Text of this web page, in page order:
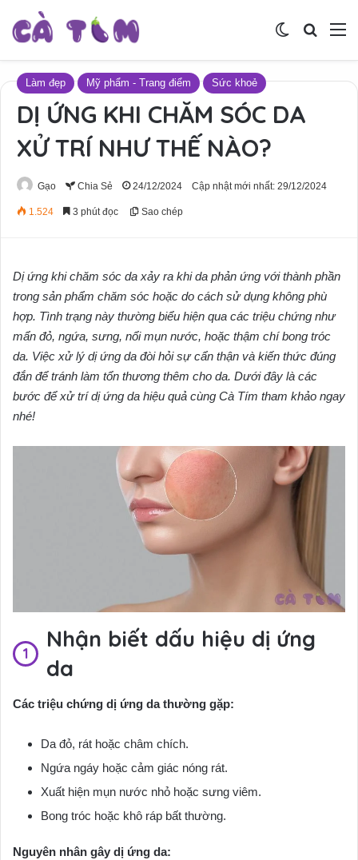
Tìm
Switch skin
Làm đẹp Mỹ phẩm - Trang điểm Sức khoẻ
DỊ ỨNG KHI CHĂM SÓC DA
XỬ TRÍ NHƯ THẾ NÀO?
Gạo Chia Sẻ 24/12/2024 Cập nhật mới nhất: 29/12/2024
1.524 3 phút đọc Sao chép
Dị ứng khi chăm sóc da xảy ra khi da phản ứng với thành phần
trong sản phẩm chăm sóc hoặc do cách sử dụng không phù
hợp. Tình trạng này thường biểu hiện qua các triệu chứng như
mẩn đỏ, ngứa, sưng, nổi mụn nước, hoặc thậm chí bong tróc
da. Việc xử lý dị ứng da đòi hỏi sự cẩn thận và kiến thức đúng
đắn để tránh làm tổn thương thêm cho da. Dưới đây là các
bước để xử trí dị ứng da hiệu quả cùng Cà Tím tham khảo ngay
nhé!
Nhận biết dấu hiệu dị ứng
da
Các triệu chứng dị ứng da thường gặp:
Da đỏ, rát hoặc châm chích.
Ngứa ngáy hoặc cảm giác nóng rát.
Xuất hiện mụn nước nhỏ hoặc sưng viêm.
Bong tróc hoặc khô ráp bất thường.
Nguyên nhân gây dị ứng da: